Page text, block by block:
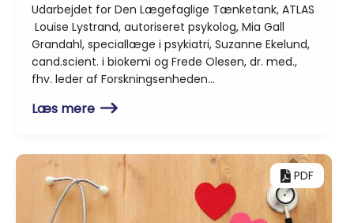
Udarbejdet for Den Lægefaglige Tænketank, ATLAS
Louise Lystrand, autoriseret psykolog, Mia Gall
Grandahl, speciallæge i psykiatri, Suzanne Ekelund,
cand.scient. i biokemi og Frede Olesen, dr. med.,
fhv. leder af Forskningsenheden…
Læs mere
PDF